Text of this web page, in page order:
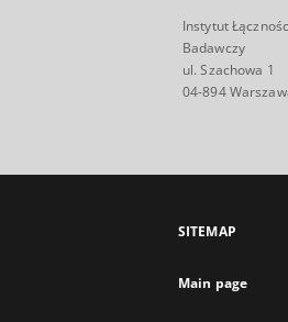
Instytut
Badawczy
ul. Szachowa 1
04-894
SITEMAP
Main page